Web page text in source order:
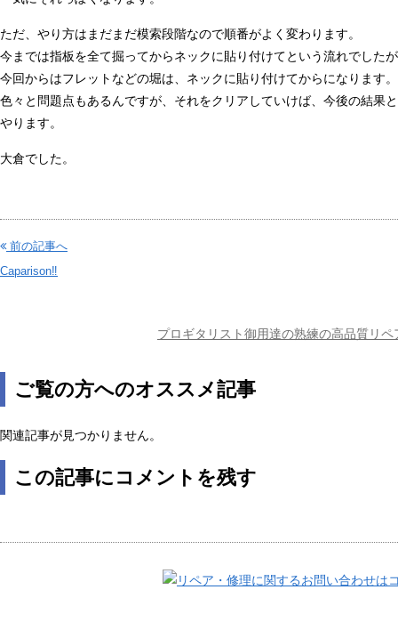
ただ、やり方はまだまだ模索段階なので順番がよく変わります。
今までは指板を全て掘ってからネックに貼り付けてという流れでしたが
今回からはフレットなどの堀は、ネックに貼り付けてからになります。
色々と問題点もあるんですが、それをクリアしていけば、今後の結果
やります。
大倉でした。
前の記事へ
Caparison‼︎
プロギタリスト御用達の熟練の高品質リペ
ご覧の方へのオススメ記事
関連記事が見つかりません。
この記事にコメントを残す